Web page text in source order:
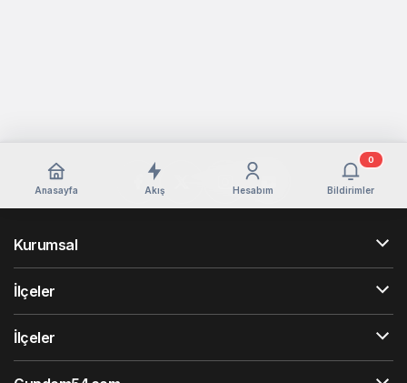
Anasayfa Akış Hesabım Bildirimler
0
Kurumsal
İlçeler
İlçeler